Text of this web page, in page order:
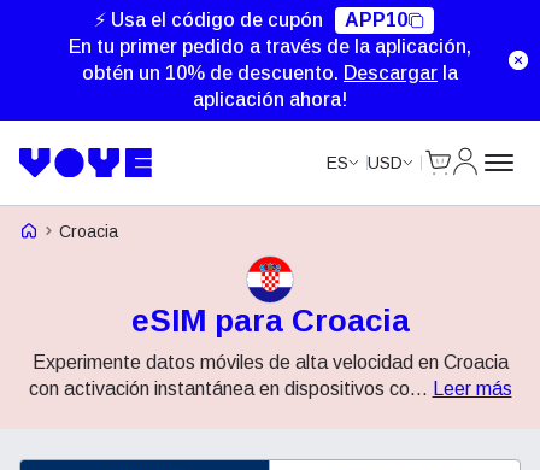
⚡ Usa el código de cupón
APP10
En tu primer pedido a través de la aplicación,
obtén un 10% de descuento. Descargar la
aplicación ahora!
ES USD
Voye Homepage
Croacia
eSIM para Croacia
Experimente datos móviles de alta velocidad en Croacia
con activación instantánea en dispositivos co... Leer más